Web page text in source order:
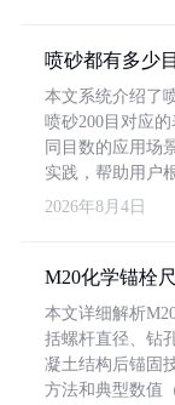
喷砂都有多少目
本文系统介绍了
喷砂200目对应
同目数的应用场
实践，帮助用户
2026年8月4日
M20化学锚栓
本文详细解析
括螺杆直径、钻
凝土结构后锚固
方法和典型数值